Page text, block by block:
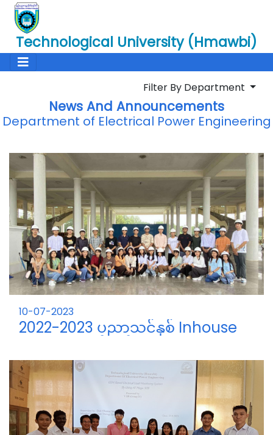
Technological University (Hmawbi)
Filter By Department
News And Announcements
Department of Electrical Power Engineering
10-07-2023
2022-2023 ပညာသင်နှစ် Inhouse
ပထမနှစ်ကျောင်းသား၊ ကျောင်းသူများ။